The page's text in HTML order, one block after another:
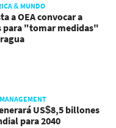
& MUNDO
a OEA convocar a
para "tomar medidas"
US$8,5 billones
para 2040